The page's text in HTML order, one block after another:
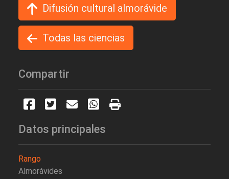
Difusión cultural almorávide
Todas las ciencias
Compartir
Datos principales
Rango
Almorávides